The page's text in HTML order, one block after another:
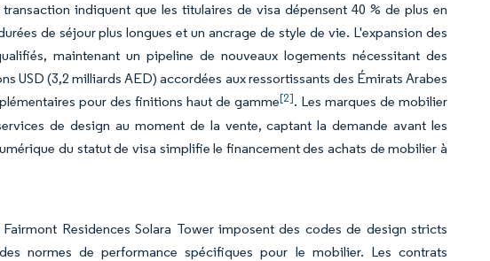
indiquent que les titulaires de visa dépensent 40 % de plus en
de séjour plus longues et un ancrage de style de vie. L'expansion des
maintenant un pipeline de nouveaux logements nécessitant des
USD (3,2 milliards AED) accordées aux ressortissants des Émirats Arabes
pour des finitions haut de gamme[2]. Les marques de mobilier
de design au moment de la vente, captant la demande avant les
du statut de visa simplifie le financement des achats de mobilier à
Residences Solara Tower imposent des codes de design stricts
normes de performance spécifiques pour le mobilier. Les contrats